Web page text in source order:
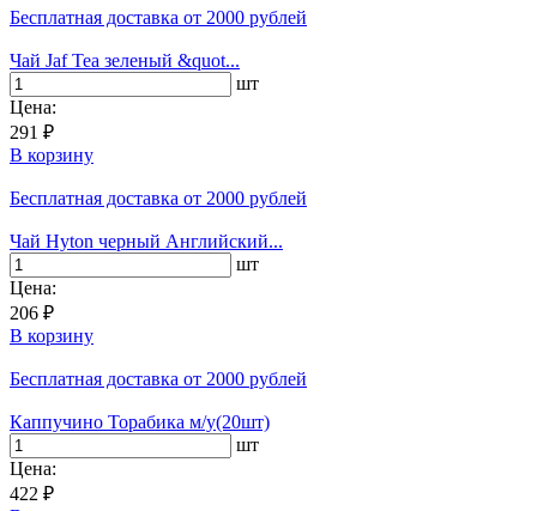
Бесплатная доставка от 2000 рублей
Чай Jaf Tea зеленый &quot...
шт
Цена:
291 ₽
В корзину
Бесплатная доставка от 2000 рублей
Чай Hyton черный Английский...
шт
Цена:
206 ₽
В корзину
Бесплатная доставка от 2000 рублей
Каппучино Торабика м/у(20шт)
шт
Цена:
422 ₽